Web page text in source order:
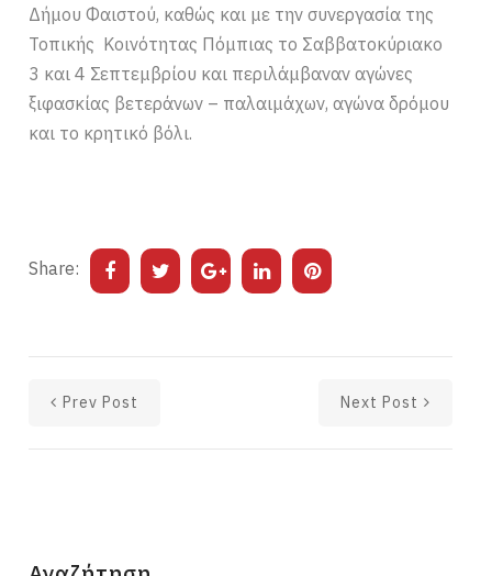
Δήμου Φαιστού, καθώς και με την συνεργασία της
Τοπικής Κοινότητας Πόμπιας το Σαββατοκύριακο
3 και 4 Σεπτεμβρίου και περιλάμβαναν αγώνες
ξιφασκίας βετεράνων – παλαιμάχων, αγώνα δρόμου
και το κρητικό βόλι.
Share:
Prev Post Next Post